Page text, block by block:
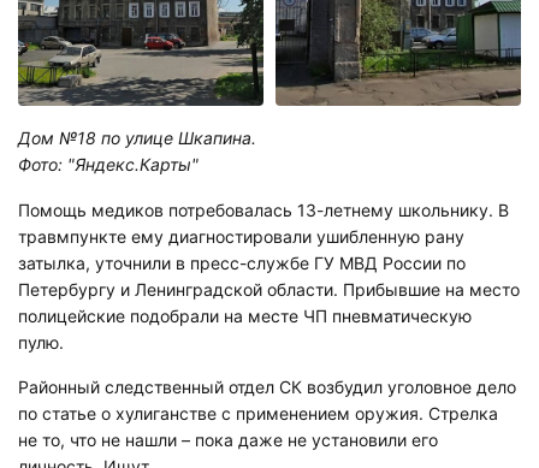
Дом №18 по улице Шкапина.
Фото: "Яндекс.Карты"
Помощь медиков потребовалась 13-летнему школьнику. В
травмпункте ему диагностировали ушибленную рану
затылка, уточнили в пресс-службе ГУ МВД России по
Петербургу и Ленинградской области. Прибывшие на место
полицейские подобрали на месте ЧП пневматическую
пулю.
Районный следственный отдел СК возбудил уголовное дело
по статье о хулиганстве с применением оружия. Стрелка
не то, что не нашли – пока даже не установили его